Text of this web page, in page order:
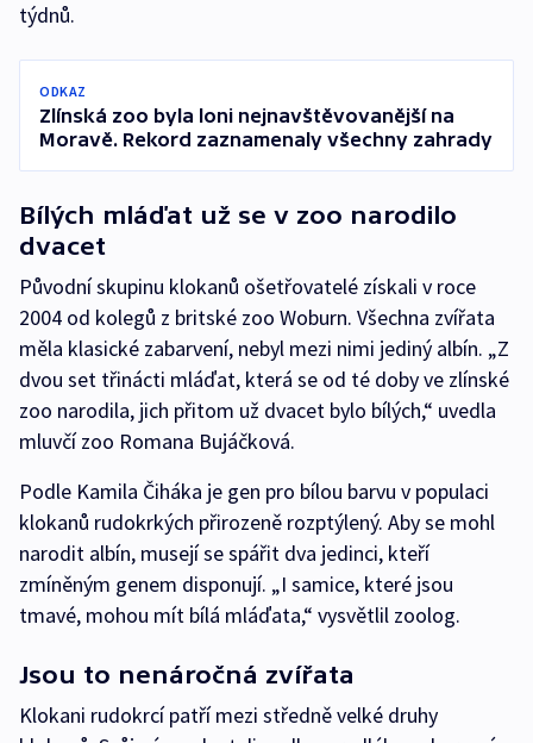
týdnů.
ODKAZ
Zlínská zoo byla loni nejnavštěvovanější na
Moravě. Rekord zaznamenaly všechny zahrady
Bílých mláďat už se v zoo narodilo
dvacet
Původní skupinu klokanů ošetřovatelé získali v roce
2004 od kolegů z britské zoo Woburn. Všechna zvířata
měla klasické zabarvení, nebyl mezi nimi jediný albín. „Z
dvou set třinácti mláďat, která se od té doby ve zlínské
zoo narodila, jich přitom už dvacet bylo bílých,“ uvedla
mluvčí zoo Romana Bujáčková.
Podle Kamila Čiháka je gen pro bílou barvu v populaci
klokanů rudokrkých přirozeně rozptýlený. Aby se mohl
narodit albín, musejí se spářit dva jedinci, kteří
zmíněným genem disponují. „I samice, které jsou
tmavé, mohou mít bílá mláďata,“ vysvětlil zoolog.
Jsou to nenáročná zvířata
Klokani rudokrcí patří mezi středně velké druhy